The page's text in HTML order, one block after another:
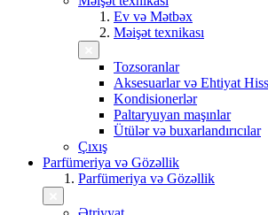
Ev və Mətbəx
Məişət texnikası
Tozsoranlar
Aksesuarlar və Ehtiyat
Kondisionerlər
Paltaryuyan maşınlar
Ütülər və buxarlandırıcılar
Çıxış
Parfümeriya və Gözəllik
Parfümeriya və Gözəllik